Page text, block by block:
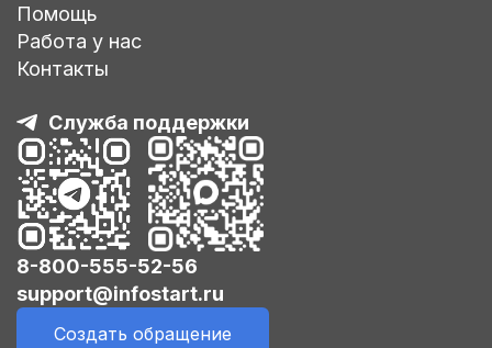
Помощь
Работа у нас
Контакты
Служба поддержки
8-800-555-52-56
support@infostart.ru
Создать обращение